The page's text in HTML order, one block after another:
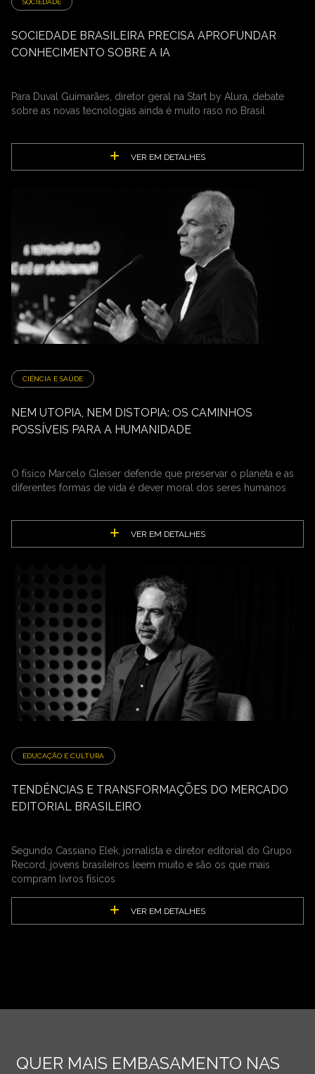
SOCIEDADE
SOCIEDADE BRASILEIRA PRECISA APROFUNDAR
CONHECIMENTO SOBRE A IA
Para Duval Guimarães, diretor geral na Start by Alura, debate
sobre as novas tecnologias ainda é muito raso no Brasil
VER EM DETALHES
CIÊNCIA E SAÚDE
NEM UTOPIA, NEM DISTOPIA: OS CAMINHOS
POSSÍVEIS PARA A HUMANIDADE
O físico Marcelo Gleiser defende que preservar o planeta e as
diferentes formas de vida é dever moral dos seres humanos
VER EM DETALHES
EDUCAÇÃO E CULTURA
TENDÊNCIAS E TRANSFORMAÇÕES DO MERCADO
EDITORIAL BRASILEIRO
Segundo Cassiano Elek, jornalista e diretor editorial do Grupo
Record, jovens brasileiros leem muito e são os que mais
compram livros físicos
VER EM DETALHES
QUER MAIS EMBASAMENTO NAS